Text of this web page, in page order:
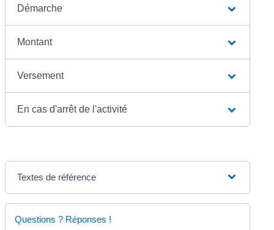
Démarche
Montant
Versement
En cas d'arrêt de l'activité
Textes de référence
Questions ? Réponses !